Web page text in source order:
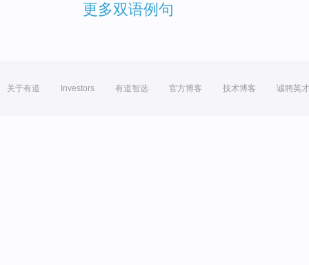
更多双语例句
关于有道 Investors 有道智选 官方博客 技术博客 诚聘英才